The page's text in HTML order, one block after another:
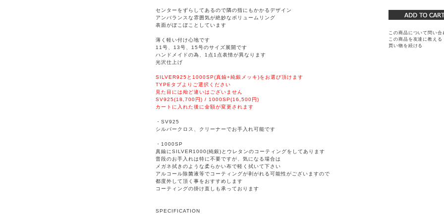
センターをずらしてあるので隣の指にもかかるデザイン
アンバランスな雰囲気が絶妙なボリュームリング
表面がぼこぼことしています
薄く軽い付け心地です
11号、13号、15号のサイズ展開です
ハンドメイドの為、1点1点表情が異なります
光沢仕上げ
SILVER925と1000SP(真鍮+純銀メッキ)をお選び頂けます
TYPEタブよりご選択ください
見た目には殆ど違いはございません
SV925(18,700円) / 1000SP(16,500円)
カートに入れた後に金額が変更されます
・SV925
シルバークロス、クリーナーでお手入れ可能です
・1000SP
真鍮にSILVER1000(純銀)とウレタンのコーティングをしてあります
普段のお手入れは特に不要ですが、気になる場合は
メガネ拭きのような柔らかい布で軽く拭いて下さい
アルコール除菌液等でコーティングが剥がれる可能性がございますので
都度外して頂く事をおすすめします
コーティングの掛け直しも承っております
SPECIFICATION
この商品について問い合
この商品を友達に教える
買い物を続ける